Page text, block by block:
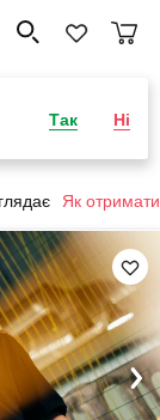
Так Ні
Як отримати